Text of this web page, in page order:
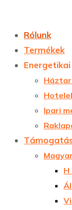
Rólunk
Termékek
Ipari